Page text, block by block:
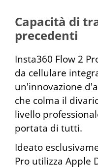
Capacità di
precedenti
Insta360 Flow 2
da cellulare
un'innovazione
che colma il
livello
portata di tutti.
Ideato
Pro utilizza Apple